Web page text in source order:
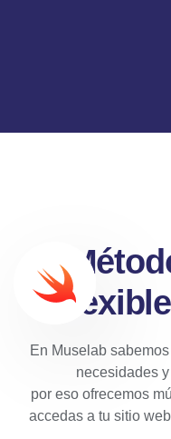
En Muselab
necesidades
por eso ofrecemos
accedas a tu sitio